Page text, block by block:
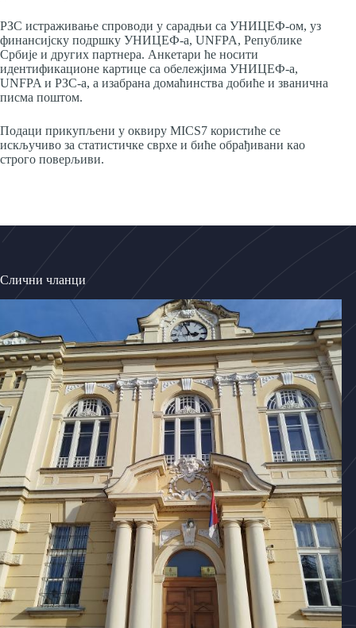
РЗС истраживање спроводи у сарадњи са УНИЦЕФ-ом, уз
финансијску подршку УНИЦЕФ-а, UNFPA, Републике
Србије и других партнера. Анкетари ће носити
идентификационе картице са обележјима УНИЦЕФ-а,
UNFPA и РЗС-а, а изабрана домаћинства добиће и званична
писма поштом.
Подаци прикупљени у оквиру MICS7 користиће се
искључиво за статистичке сврхе и биће обрађивани као
строго поверљиви.
Слични чланци